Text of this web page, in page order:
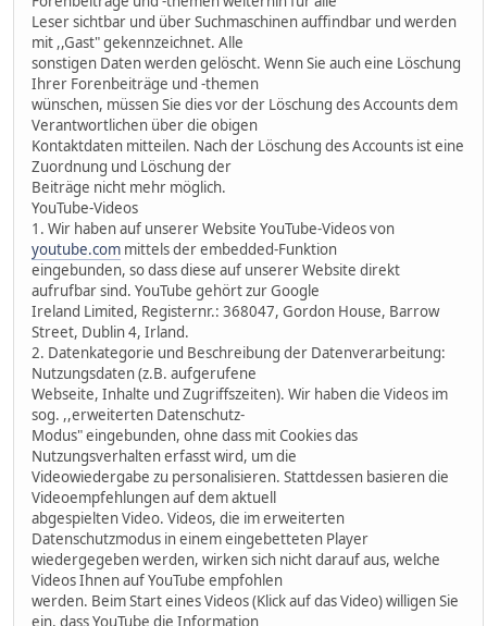
Leser sichtbar und über Suchmaschinen auffindbar und werden
mit ,,Gast" gekennzeichnet. Alle
sonstigen Daten werden gelöscht. Wenn Sie auch eine Löschung
Ihrer Forenbeiträge und -themen
wünschen, müssen Sie dies vor der Löschung des Accounts dem
Verantwortlichen über die obigen
Kontaktdaten mitteilen. Nach der Löschung des Accounts ist eine
Zuordnung und Löschung der
Beiträge nicht mehr möglich.
YouTube-Videos
1. Wir haben auf unserer Website YouTube-Videos von
youtube.com mittels der embedded-Funktion
eingebunden, so dass diese auf unserer Website direkt
aufrufbar sind. YouTube gehört zur Google
Ireland Limited, Registernr.: 368047, Gordon House, Barrow
Street, Dublin 4, Irland.
2. Datenkategorie und Beschreibung der Datenverarbeitung:
Nutzungsdaten (z.B. aufgerufene
Webseite, Inhalte und Zugriffszeiten). Wir haben die Videos im
sog. ,,erweiterten Datenschutz-
Modus" eingebunden, ohne dass mit Cookies das
Nutzungsverhalten erfasst wird, um die
Videowiedergabe zu personalisieren. Stattdessen basieren die
Videoempfehlungen auf dem aktuell
abgespielten Video. Videos, die im erweiterten
Datenschutzmodus in einem eingebetteten Player
wiedergegeben werden, wirken sich nicht darauf aus, welche
Videos Ihnen auf YouTube empfohlen
werden. Beim Start eines Videos (Klick auf das Video) willigen Sie
ein, dass YouTube die Information